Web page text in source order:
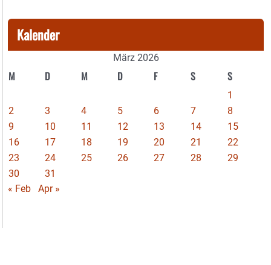
Kalender
März 2026
M D M D F S S
1
2
3 4 5 6 7
8
9
10 11 12 13 14
15
16
17 18 19 20 21
22
23
24 25 26 27 28
29
30
31
« Feb
Apr »